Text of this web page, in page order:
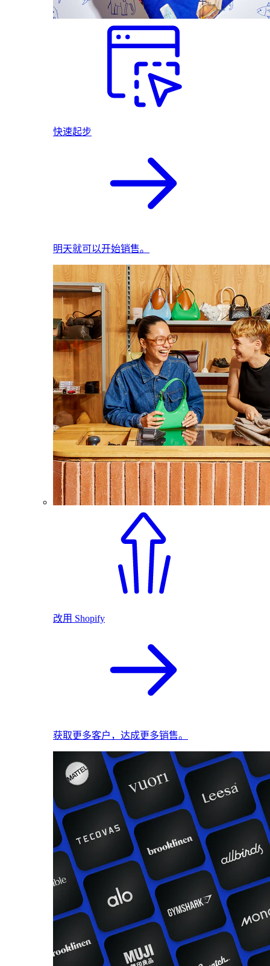
快速起步
明天就可以开始销售。
改用 Shopify
获取更多客户，达成更多销售。